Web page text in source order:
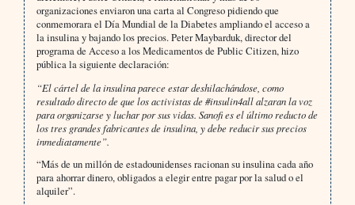
organizaciones enviaron una carta al Congreso pidiendo que
conmemorara el Día Mundial de la Diabetes ampliando el acceso a
la insulina y bajando los precios. Peter Maybarduk, director del
programa de Acceso a los Medicamentos de Public Citizen, hizo
pública la siguiente declaración:
“El cártel de la insulina parece estar deshilachándose, como
resultado directo de que los activistas de #insulin4all alzaran la voz
para organizarse y luchar por sus vidas. Sanofi es el último reducto de
los tres grandes fabricantes de insulina, y debe reducir sus precios
inmediatamente”.
“Más de un millón de estadounidenses racionan su insulina cada año
para ahorrar dinero, obligados a elegir entre pagar por la salud o el
alquiler”.